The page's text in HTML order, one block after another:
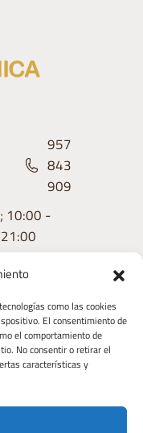
como las cookies
El consentimiento de
el comportamiento de
No consentir o retirar el
características y
957
843
909
10:00 -
de
Cookies
Derecho de
Desistimiento
Desarrollaado